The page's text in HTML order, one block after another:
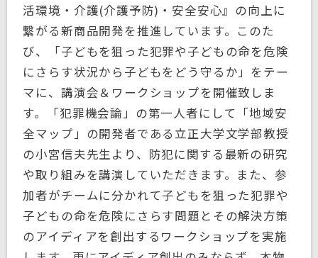
活環境・介護(介護予防)・安全安心』の向上に
繋がる新商品開発を推進しています。このた
び、「子どもを狙った犯罪や子どもの命を危険
にさらす状況から子どもをどう守るか」をテー
マに、講演会＆ワークショップを開催致しま
す。「犯罪機会論」の第一人者にして「地域安
全マップ」の開発者である立正大学文学部教授
の小宮信夫先生より、防犯に関する最新の研究
や取り組みを講演していただきます。また、参
加者がチームに分かれて子どもを狙った犯罪や
子どもの命を危険にさらす問題とその解決方策
のアイディアを創出するワークショップを実施